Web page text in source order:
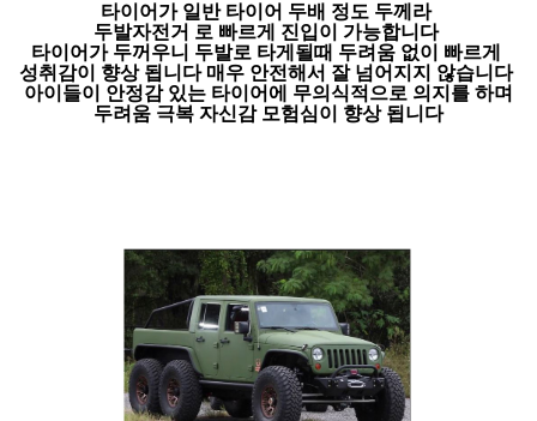
타이어가 일반 타이어 두배 정도 두께라
두발자전거 로 빠르게 진입이 가능합니다
타이어가 두꺼우니 두발로 타게될때 두려움 없이 빠르게
성취감이 향상 됩니다 매우 안전해서 잘 넘어지지 않습니다
아이들이 안정감 있는 타이어에 무의식적으로 의지를 하며
두려움 극복 자신감 모험심이 향상 됩니다